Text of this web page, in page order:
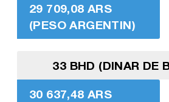
29 709,08 ARS
(PESO ARGENTIN)
33 BHD (DINAR DE
30 637,48 ARS